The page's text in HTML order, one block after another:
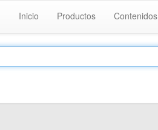
Inicio Productos Contenidos